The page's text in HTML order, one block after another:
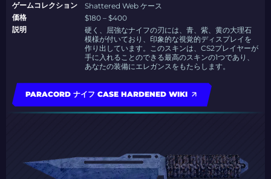
ゲームコレクション
Shattered Web ケース
価格
$180 – $400
説明
硬く、屈強なナイフの刃には、青、紫、黄の大理石
模様が付いており、印象的な視覚的ディスプレイを
作り出しています。このスキンは、CS2プレイヤーが
手に入れることのできる最高のスキンの1つであり、
あなたの装備にエレガンスをもたらします。
PARACORD ナイフ CASE HARDENED WIKI